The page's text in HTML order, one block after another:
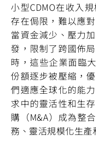
小型CDMO在收入
存在侷限，難以應
當資金減少、壓力
發，限制了跨國佈
時，這些企業面臨
份額逐步被壓縮，
們適應全球化的能
求中的靈活性和生
購（M&A）成為整
務、靈活規模化生產